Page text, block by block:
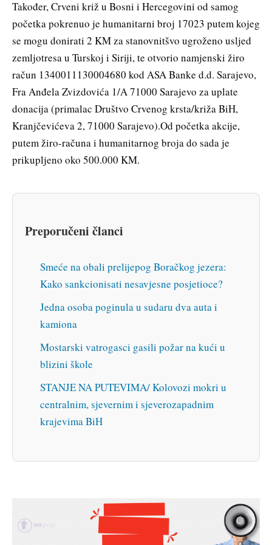
Također, Crveni križ u Bosni i Hercegovini od samog
početka pokrenuo je humanitarni broj 17023 putem kojeg
se mogu donirati 2 KM za stanovnitšvo ugroženo usljed
zemljotresa u Turskoj i Siriji, te otvorio namjenski žiro
račun 1340011130004680 kod ASA Banke d.d. Sarajevo,
Fra Anđela Zvizdovića 1/A 71000 Sarajevo za uplate
donacija (primalac Društvo Crvenog krsta/križa BiH,
Kranjčevićeva 2, 71000 Sarajevo).Od početka akcije,
putem žiro-računa i humanitarnog broja do sada je
prikupljeno oko 500.000 KM.
Preporučeni članci
Smeće na obali prelijepog Boračkog jezera:
Kako sankcionisati nesavjesne posjetioce?
Jedna osoba poginula u sudaru dva auta i
kamiona
Mostarski vatrogasci gasili požar na kući u
blizini škole
STANJE NA PUTEVIMA/ Kolovozi mokri u
centralnim, sjevernim i sjeverozapadnim
krajevima BiH